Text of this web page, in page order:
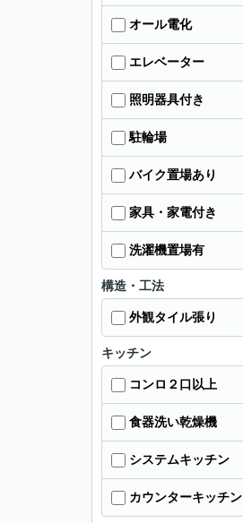
オール電化
エレベーター
照明器具付き
駐輪場
バイク置場あり
家具・家電付き
洗濯機置場有
構造・工法
外観タイル張り
キッチン
コンロ２口以上
食器洗い乾燥機
システムキッチン
カウンターキッチン